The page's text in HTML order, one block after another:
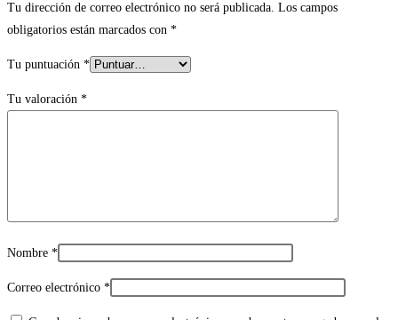
Tu dirección de correo electrónico no será publicada. Los campos
obligatorios están marcados con *
Tu puntuación *
Tu valoración *
Nombre *
Correo electrónico *